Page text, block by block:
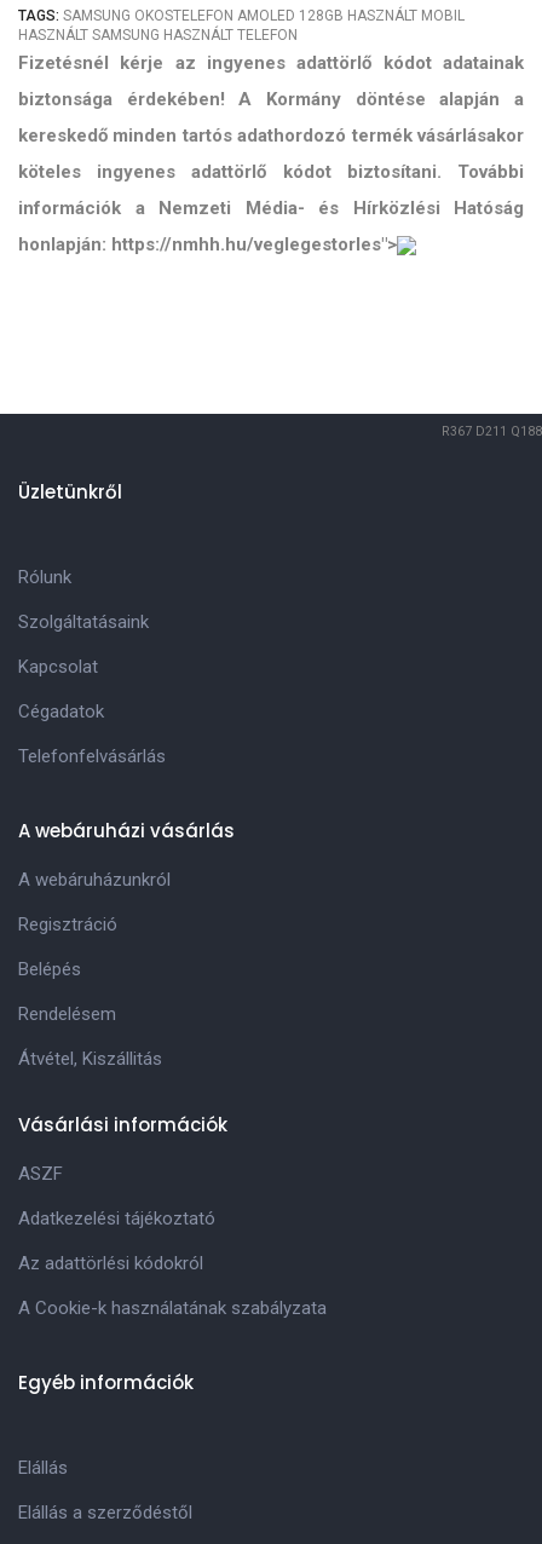
TAGS: SAMSUNG OKOSTELEFON AMOLED 128GB HASZNÁLT MOBIL
HASZNÁLT SAMSUNG HASZNÁLT TELEFON
Fizetésnél kérje az ingyenes adattörlő kódot adatainak
biztonsága érdekében! A Kormány döntése alapján a
kereskedő minden tartós adathordozó termék vásárlásakor
köteles ingyenes adattörlő kódot biztosítani. További
információk a Nemzeti Média- és Hírközlési Hatóság
honlapján: https://nmhh.hu/veglegestorles">
R367 D211 Q188
Üzletünkről
Rólunk
Szolgáltatásaink
Kapcsolat
Cégadatok
Telefonfelvásárlás
A webáruházi vásárlás
A webáruházunkról
Regisztráció
Belépés
Rendelésem
Átvétel, Kiszállitás
Vásárlási információk
ASZF
Adatkezelési tájékoztató
Az adattörlési kódokról
A Cookie-k használatának szabályzata
Egyéb információk
Elállás
Elállás a szerződéstől